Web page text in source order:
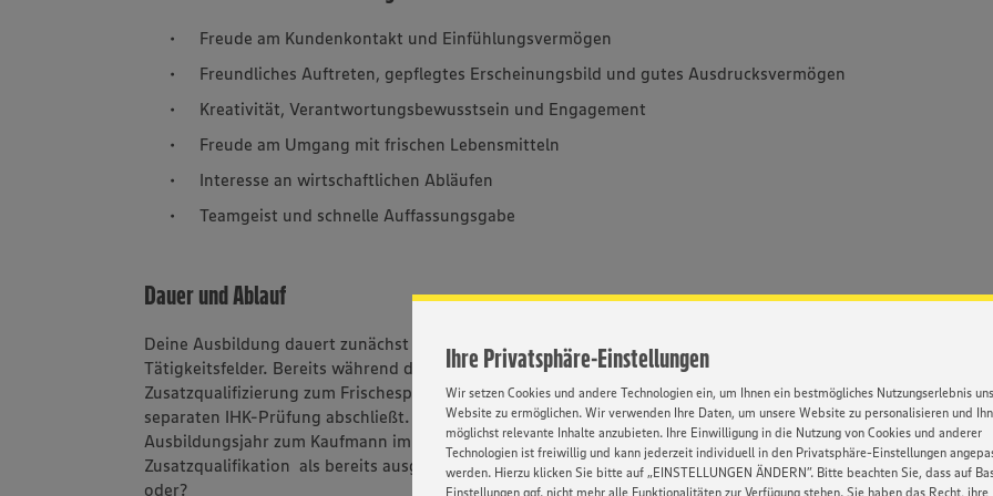
Ihre Privatsphäre-Einstellungen
Wir setzen Cookies und andere Technologien ein, um Ihnen ein bestmögliches Nutzungserlebnis
Website zu ermöglichen. Wir verwenden Ihre Daten, um unsere Website zu personalisieren und
möglichst relevante Inhalte anzubieten. Ihre Einwilligung in die Nutzung von Cookies und anderer
Technologien ist freiwillig und kann jederzeit individuell in den Privatsphäre-Einstellungen
werden. Hierzu klicken Sie bitte auf „EINSTELLUNGEN ÄNDERN”. Bitte beachten Sie, dass auf
Einstellungen ggf. nicht mehr alle Funktionalitäten zur Verfügung stehen. Sie haben das Recht, ihre
Freude am Kundenkontakt und Einfühlungsvermögen
Freundliches Auftreten, gepflegtes Erscheinungsbild und gutes Ausdrucksvermögen
Kreativität, Verantwortungsbewusstsein und Engagement
Freude am Umgang mit frischen Lebensmitteln
Interesse an wirtschaftlichen Abläufen
Teamgeist und schnelle Auffassungsgabe
Dauer und Ablauf
Deine Ausbildung dauert zunächst zwei Jahre. Dabei durchläufst du abwechslungsreiche
Tätigkeitsfelder. Bereits während deiner Ausbildung beginnst du überdies mit deiner
Zusatzqualifizierung zum Frischespezialist (IHK), die du dann nach drei Jahren mit einer
separaten IHK-Prüfung abschließt. Entweder indem du dann gleich auch noch das dritte
Ausbildungsjahr zum Kaufmann im Einzelhandel (m/w/d) dranhängst oder die
Zusatzqualifikation als bereits ausgelernter Verkäufer (m/w/d) ablegst. Ganz schön fresh,
oder?